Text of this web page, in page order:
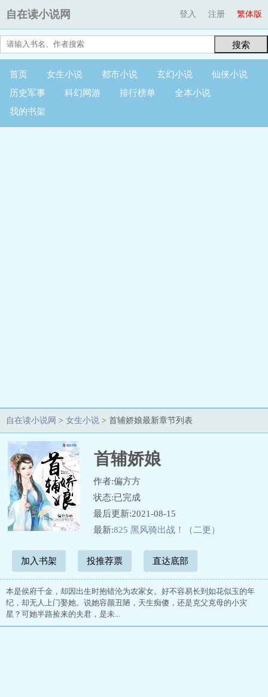
自在读小说网 繁体版
登入 注册
搜索
首页 女生小说 都市小说 玄幻小说
仙侠小说
历史军事
科幻网游 排行榜单
全本小说
我的书架
自在读小说网 > 女生小说 > 首辅娇娘最新章节列表
首辅娇娘
作者:偏方方
状态:已完成
最后更新:2021-08-15
最新:825 黑风骑出战！（二更）
加入书架 投推荐票 直达底部
本是侯府千金，却因出生时抱错沦为农家女。好不容易长到如花似玉的年
纪，却无人上门娶她。说她容颜丑陋，天生痴傻，还是克父克母的小灾
星？可她半路捡来的夫君，是未...